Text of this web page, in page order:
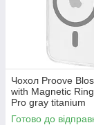
Чохол Proove
with Magnetic
Pro gray titanium
(PCBLIP16P027)
Готово до